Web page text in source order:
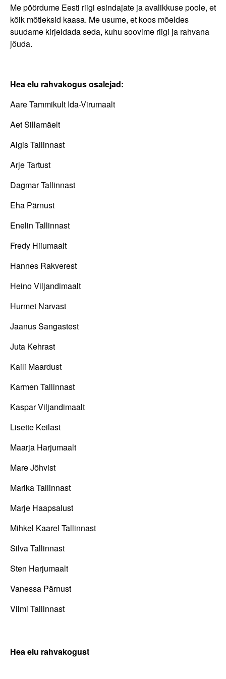
Me pöördume Eesti riigi esindajate ja avalikkuse poole, et
kõik mõtleksid kaasa. Me usume, et koos mõeldes
suudame kirjeldada seda, kuhu soovime riigi ja rahvana
jõuda.
Hea elu rahvakogus osalejad:
Aare Tammikult Ida-Virumaalt
Aet Sillamäelt
Algis Tallinnast
Arje Tartust
Dagmar Tallinnast
Eha Pärnust
Enelin Tallinnast
Fredy Hiiumaalt
Hannes Rakverest
Heino Viljandimaalt
Hurmet Narvast
Jaanus Sangastest
Juta Kehrast
Kaili Maardust
Karmen Tallinnast
Kaspar Viljandimaalt
Lisette Keilast
Maarja Harjumaalt
Mare Jõhvist
Marika Tallinnast
Marje Haapsalust
Mihkel Kaarel Tallinnast
Silva Tallinnast
Sten Harjumaalt
Vanessa Pärnust
Vilmi Tallinnast
Hea elu rahvakogust